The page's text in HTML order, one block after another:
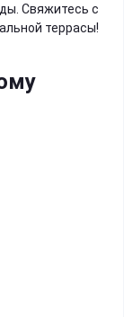
Свяжитесь с
террасы!